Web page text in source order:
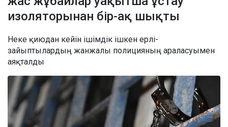
изоляторынан бір-ақ шықты
Неке қиюдан кейін ішімдік ішкен ерлі-
зайыптылардың жанжалы полицияның араласуымен
аяқталды